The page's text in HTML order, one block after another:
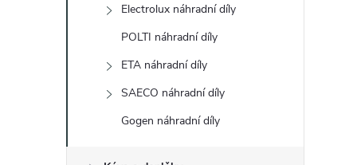
n
Electrolux náhradní díly
POLTI náhradní díly
ETA náhradní díly
SAECO náhradní díly
Gogen náhradní díly